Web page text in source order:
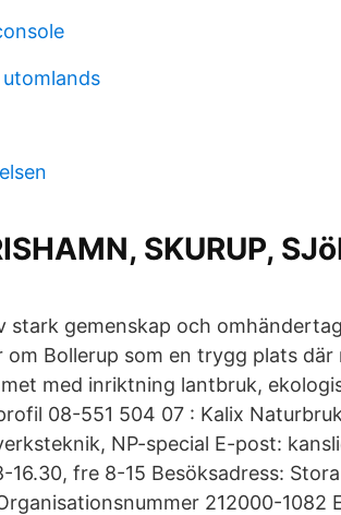
SKURUP,
stark gemenskap och
om Bollerup som en trygg plats
med inriktning lantbruk,
08-551 504 07 : Kalix
NP-special E-post:
fre 8-15 Besöksadress:
212000-1082